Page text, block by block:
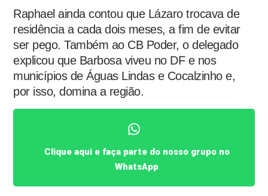
Raphael ainda contou que Lázaro trocava de
residência a cada dois meses, a fim de evitar
ser pego. Também ao CB Poder, o delegado
explicou que Barbosa viveu no DF e nos
municípios de Águas Lindas e Cocalzinho e,
por isso, domina a região.
Clique aqui e faça parte do nosso grupo no
WhatsApp